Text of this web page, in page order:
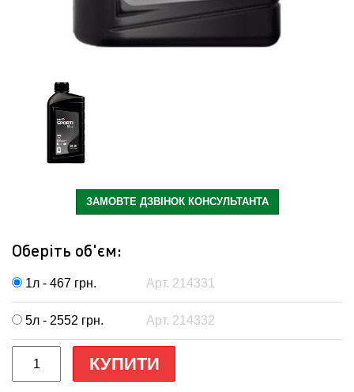
ЗАМОВТЕ ДЗВІНОК КОНСУЛЬТАНТА
Оберіть об'єм:
1л - 467 грн. Арт. 214331
5л - 2552 грн. Арт. 214332
КУПИТИ